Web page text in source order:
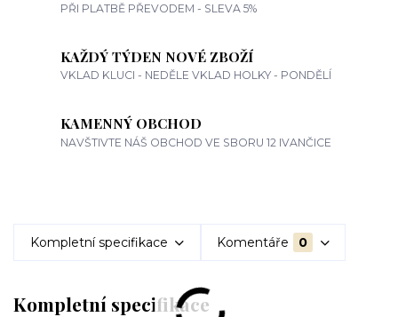
PŘI PLATBĚ PŘEVODEM - SLEVA 5%
KAŽDÝ TÝDEN NOVÉ ZBOŽÍ
VKLAD KLUCI - NEDĚLE VKLAD HOLKY - PONDĚLÍ
KAMENNÝ OBCHOD
NAVŠTIVTE NÁŠ OBCHOD VE SBORU 12 IVANČICE
Kompletní specifikace Komentáře 0
Kompletní specifikace